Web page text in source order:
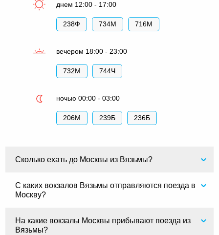
днем 12:00 - 17:00
238Ф 734М 716М
вечером 18:00 - 23:00
732М 744Ч
ночью 00:00 - 03:00
206М 239Б 236Б
Сколько ехать до Москвы из Вязьмы?
С каких вокзалов Вязьмы отправляются поезда в
Москву?
На какие вокзалы Москвы прибывают поезда из
Вязьмы?